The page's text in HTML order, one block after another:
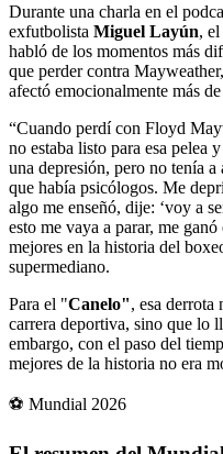
Durante una charla en el
exfutbolista Miguel Layún,
habló de los momentos más
que perder contra
afectó emocionalmente más
“Cuando perdí con Floyd
no estaba listo para esa pelea
una depresión, pero no tenía
que había psicólogos. Me
algo me enseñó, dije: ‘voy a
esto me vaya a parar, me
mejores en la historia del
supermediano.
Para el "Canelo", esa
carrera deportiva, sino que lo
embargo, con el paso del
mejores de la historia no era
⚽ Mundial 2026